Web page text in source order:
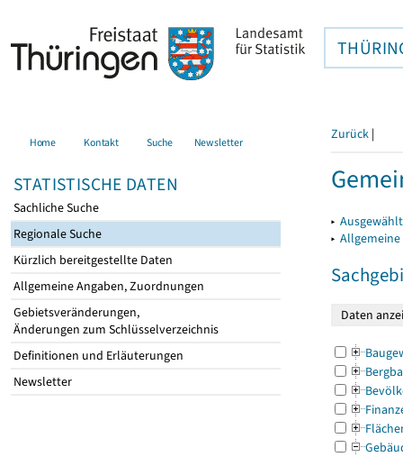
Home Kontakt Suche Newsletter
STATISTISCHE DATEN
Sachliche Suche
Regionale Suche
Kürzlich bereitgestellte Daten
Allgemeine Angaben, Zuordnungen
Gebietsveränderungen,
Änderungen zum Schlüsselverzeichnis
Definitionen und Erläuterungen
Newsletter
Zurück |
▸
▸